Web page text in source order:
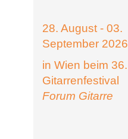
28. August - 03.
September 2026
in Wien beim 36.
Gitarrenfestival
Forum Gitarre